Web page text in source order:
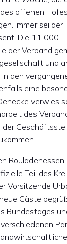
offenen
Immer sei der
Die 11 000
der Verband
und
den
eine
verwies
des
der
Rouladenessen
Teil des
Vorsitzende
Gäste
Bundestages